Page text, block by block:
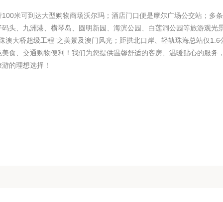
米可到达大型购物商场沃尔玛；酒店门口便是摩尔广场公交站；多
头、九洲港、横琴岛、圆明新园、海滨公园、白莲洞公园等旅游观光
澳大桥超级工程”之美景及澳门风光；距拱北口岸、轻轨珠海总站仅1.6
食、交通购物便利！我们为您提供温馨舒适的客房、温暖贴心的服务
的理想选择！